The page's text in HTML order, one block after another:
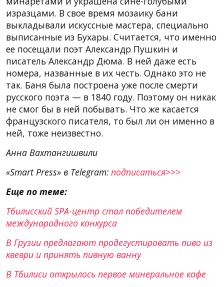
изразцами. В свое время мозаику бани
выкладывали искуссные мастера, специально
выписанные из Бухары. Считается, что именно
ее посещали поэт Александр Пушкин и
писатель Александр Дюма. В ней даже есть
номера, названные в их честь. Однако это не
так. Баня была построена уже после смерти
русского поэта — в 1840 году. Поэтому он никак
не смог бы в ней побывать. Что же касается
французского писателя, то был ли он именно в
ней, тоже неизвестно.
Анна Вахтангишвили
«Smart Press» в Telegram: подписаться>>>
Еще по теме:
Тбилисский SPA-центр стал победителем
международного конкурса
В Грузии предлагают продегустировать пиво из
квеври и принять пивную ванну
В Тбилиси открылось первое минеральное кафе